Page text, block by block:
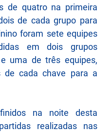
de quatro na primeira
de cada grupo para
foram sete equipes
em dois grupos
uma de três equipes,
de cada chave para a
na noite desta
realizadas nas